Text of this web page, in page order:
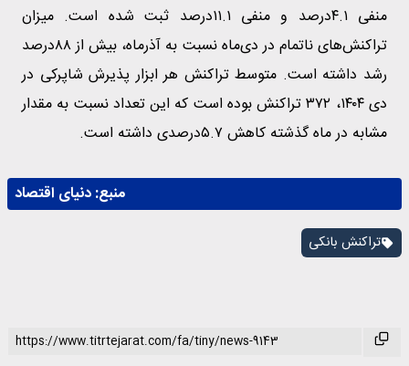
منفی ۴.۱درصد و منفی ۱۱.۱درصد ثبت شده است. میزان
تراکنش‌های ناتمام در دی‌ماه نسبت به آذرماه، بیش از ۸۸درصد
رشد داشته است. متوسط تراکنش هر ابزار پذیرش شاپرکی در
دی ۱۴۰۴، ۳۷۲ تراکنش بوده است که این تعداد نسبت به مقدار
مشابه در ماه گذشته کاهش ۵.۷درصدی داشته است.
منبع:دنیای اقتصاد
تراکنش بانکی